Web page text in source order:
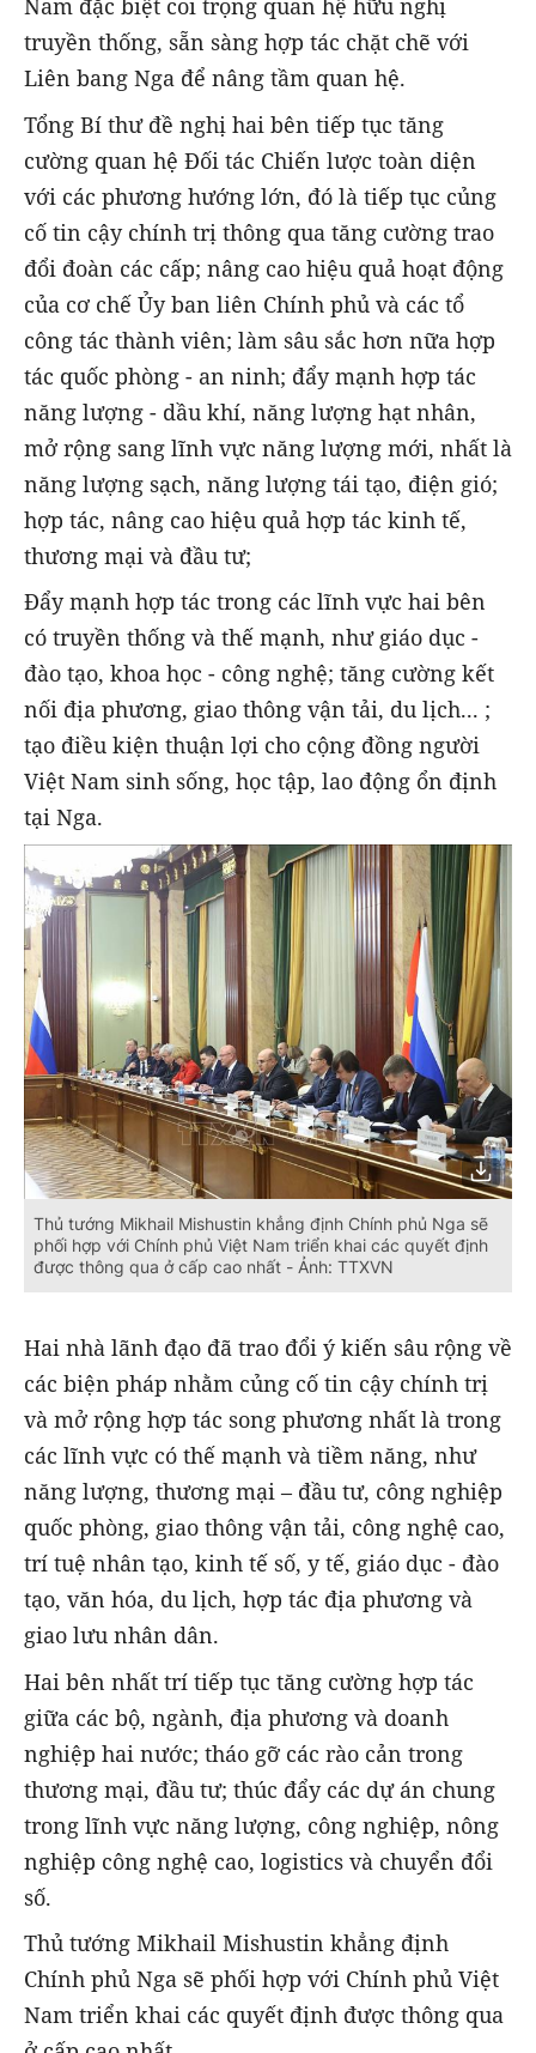
Nam đặc biệt coi trọng quan hệ hữu nghị
truyền thống, sẵn sàng hợp tác chặt chẽ với
Liên bang Nga để nâng tầm quan hệ.
Tổng Bí thư đề nghị hai bên tiếp tục tăng
cường quan hệ Đối tác Chiến lược toàn diện
với các phương hướng lớn, đó là tiếp tục củng
cố tin cậy chính trị thông qua tăng cường trao
đổi đoàn các cấp; nâng cao hiệu quả hoạt động
của cơ chế Ủy ban liên Chính phủ và các tổ
công tác thành viên; làm sâu sắc hơn nữa hợp
tác quốc phòng - an ninh; đẩy mạnh hợp tác
năng lượng - dầu khí, năng lượng hạt nhân,
mở rộng sang lĩnh vực năng lượng mới, nhất là
năng lượng sạch, năng lượng tái tạo, điện gió;
hợp tác, nâng cao hiệu quả hợp tác kinh tế,
thương mại và đầu tư;
Đẩy mạnh hợp tác trong các lĩnh vực hai bên
có truyền thống và thế mạnh, như giáo dục -
đào tạo, khoa học - công nghệ; tăng cường kết
nối địa phương, giao thông vận tải, du lịch... ;
tạo điều kiện thuận lợi cho cộng đồng người
Việt Nam sinh sống, học tập, lao động ổn định
tại Nga.
Thủ tướng Mikhail Mishustin khẳng định Chính phủ Nga sẽ
phối hợp với Chính phủ Việt Nam triển khai các quyết định
được thông qua ở cấp cao nhất - Ảnh: TTXVN
Hai nhà lãnh đạo đã trao đổi ý kiến sâu rộng về
các biện pháp nhằm củng cố tin cậy chính trị
và mở rộng hợp tác song phương nhất là trong
các lĩnh vực có thế mạnh và tiềm năng, như
năng lượng, thương mại – đầu tư, công nghiệp
quốc phòng, giao thông vận tải, công nghệ cao,
trí tuệ nhân tạo, kinh tế số, y tế, giáo dục - đào
tạo, văn hóa, du lịch, hợp tác địa phương và
giao lưu nhân dân.
Hai bên nhất trí tiếp tục tăng cường hợp tác
giữa các bộ, ngành, địa phương và doanh
nghiệp hai nước; tháo gỡ các rào cản trong
thương mại, đầu tư; thúc đẩy các dự án chung
trong lĩnh vực năng lượng, công nghiệp, nông
nghiệp công nghệ cao, logistics và chuyển đổi
số.
Thủ tướng Mikhail Mishustin khẳng định
Chính phủ Nga sẽ phối hợp với Chính phủ Việt
Nam triển khai các quyết định được thông qua